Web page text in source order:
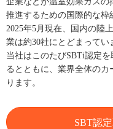
推進するための国際的な枠
2025年5月現在、国内の陸
業は約30社にとどまってい
当社はこのたびSBTi認定
るとともに、業界全体の
ります。
SBT認